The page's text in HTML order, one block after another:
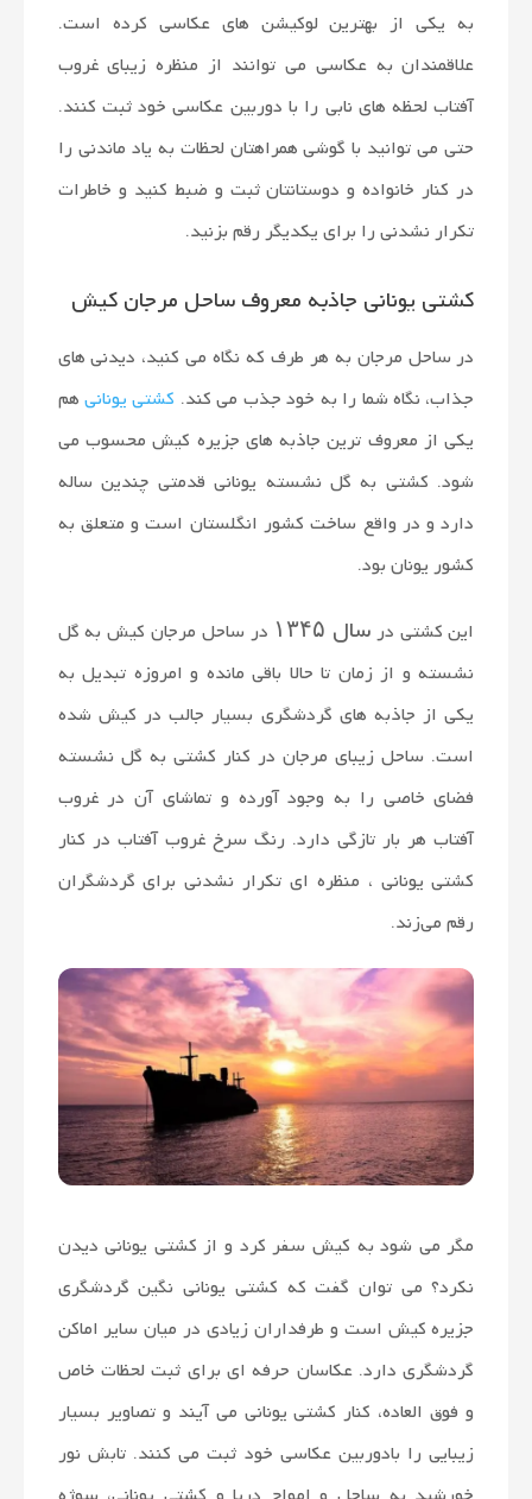
به یکی از بهترین لوکیشن های عکاسی کرده است.
علاقمندان به عکاسی می توانند از منظره زیبای غروب
آفتاب لحظه های نابی را با دوربین عکاسی خود ثبت کنند.
حتی می توانید با گوشی همراهتان لحظات به یاد ماندنی را
در کنار خانواده و دوستانتان ثبت و ضبط کنید و خاطرات
تکرار نشدنی را برای یکدیگر رقم بزنید.
کشتی یونانی جاذبه معروف ساحل مرجان کیش
در ساحل مرجان به هر طرف که نگاه می کنید، دیدنی های
جذاب، نگاه شما را به خود جذب می کند. کشتی یونانی هم
یکی از معروف ترین جاذبه های جزیره کیش محسوب می
شود. کشتی به گل نشسته یونانی قدمتی چندین ساله
دارد و در واقع ساخت کشور انگلستان است و متعلق به
کشور یونان بود.
این کشتی در سال ۱۳۴۵
در ساحل مرجان کیش به گل
نشسته و از زمان تا حالا باقی مانده و امروزه تبدیل به
یکی از جاذبه های گردشگری بسیار جالب در کیش شده
است. ساحل زیبای مرجان در کنار کشتی به گل نشسته
فضای خاصی را به وجود آورده و تماشای آن در غروب
آفتاب هر بار تازگی دارد. رنگ سرخ غروب آفتاب در کنار
کشتی یونانی ، منظره ای تکرار نشدنی برای گردشگران
رقم می‌زند.
مگر می شود به کیش سفر کرد و از کشتی یونانی دیدن
نکرد؟ می توان گفت که کشتی یونانی نگین گردشگری
جزیره کیش است و طرفداران زیادی در میان سایر اماکن
گردشگری دارد. عکاسان حرفه ای برای ثبت لحظات خاص
و فوق العاده، کنار کشتی یونانی می آیند و تصاویر بسیار
زیبایی را بادوربین عکاسی خود ثبت می کنند. تابش نور